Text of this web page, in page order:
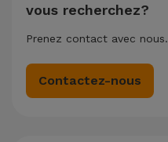
vous recherchez?
Prenez contact avec nous.
Contactez-nous